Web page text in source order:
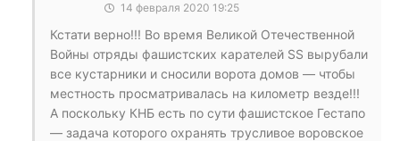
14 февраля 2020 19:25
Кстати верно!!! Во время Великой Отечественной
Войны отряды фашистских карателей SS вырубали
все кустарники и сносили ворота домов — чтобы
местность просматривалась на километр везде!!!
А поскольку КНБ есть по сути фашистское Гестапо
— задача которого охранять трусливое воровское